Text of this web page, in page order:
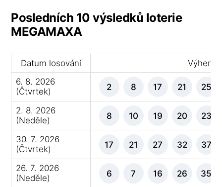
Posledních 10 výsledků loterie
MEGAMAXA
Datum losování
Výherní
6. 8. 2026
(Čtvrtek)
2 8 17 21 25
2. 8. 2026
(Neděle)
8 10 19 20 23
30. 7. 2026
(Čtvrtek)
17 21 27 32 37
26. 7. 2026
(Neděle)
6 7 16 26 35